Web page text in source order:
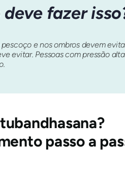
fazer
pescoço e nos ombros devem
evitar. Pessoas com pressão
?
passo a